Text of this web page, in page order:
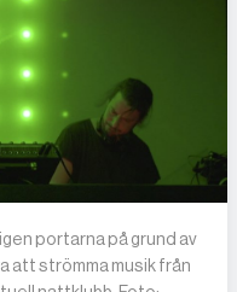
portarna på grund av
att strömma musik från